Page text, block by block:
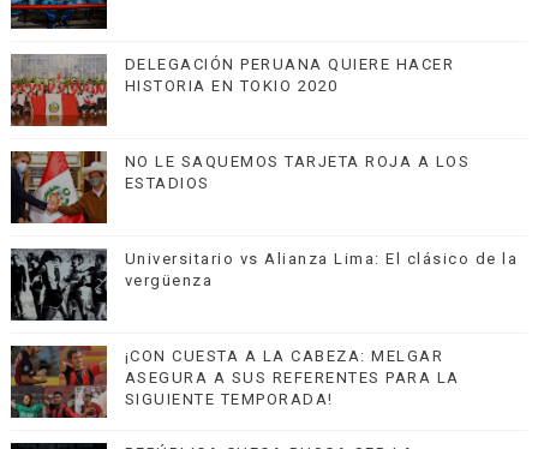
DELEGACIÓN PERUANA QUIERE HACER
HISTORIA EN TOKIO 2020
NO LE SAQUEMOS TARJETA ROJA A LOS
ESTADIOS
Universitario vs Alianza Lima: El clásico de la
vergüenza
¡CON CUESTA A LA CABEZA: MELGAR
ASEGURA A SUS REFERENTES PARA LA
SIGUIENTE TEMPORADA!